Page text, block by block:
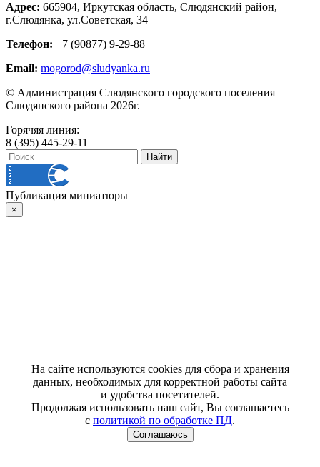
Адрес: 665904, Иркутская область, Слюдянский район,
г.Слюдянка, ул.Советская, 34
Телефон: +7 (90877) 9-29-88
Email: mogorod@sludyanka.ru
© Администрация Слюдянского городского поселения
Слюдянского района 2026г.
Горячяя линия:
8 (395) 445-29-11
Публикация миниатюры
×
На сайте используются cookies для сбора и хранения
данных, необходимых для корректной работы сайта
и удобства посетителей.
Продолжая использовать наш сайт, Вы соглашаетесь
с политикой по обработке ПД.
Соглашаюсь